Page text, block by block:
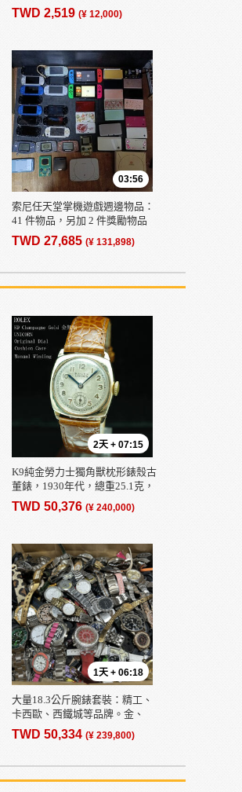
堂）
TWD 2,519(¥ 12,000)
03:56
索尼任天堂掌機遊戲週邊物品：
41 件物品，另加 2 件獎勵物品
（PSP）
TWD 27,685(¥ 131,898)
2天 + 07:15
K9純金勞力士獨角獸枕形錶殼古
董錶，1930年代，總重25.1克，
原廠錶盤，男士/兒童尺寸，走時
精準，狀態極佳。
TWD 50,376(¥ 240,000)
1天 + 06:18
大量18.3公斤腕錶套裝：精工、
卡西歐、西鐵城等品牌。金、
銀、男款、女款、不鏽鋼、皮錶
帶。
TWD 50,334(¥ 239,800)